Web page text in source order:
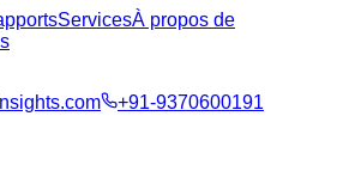
ServicesÀ propos de
+91-9370600191